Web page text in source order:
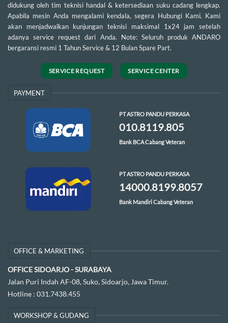
didukung oleh tim teknisi handal & ketersediaan suku cadang lengkap.
Apabila mesin Anda mengalami kendala, segera Hubungi Kami. Kami
akan menjadwalkan kunjungan teknisi maksimal 1x24 jam setelah
adanya service request dari Anda. Note: Seluruh produk ANDARO
bergaransi resmi 1 Tahun Service & 12 Bulan Spare Part.
SERVICE REQUEST SERVICE CENTER
PAYMENT
PT ASTRO PANDU PERKASA
010.8119.805
Bank BCA Cabang Veteran
PT ASTRO PANDU PERKASA
14000.8199.8057
Bank Mandiri Cabang Veteran
OFFICE & MARKETING
OFFICE SIDOARJO - SURABAYA
Jalan Puri Indah AF-08, Suko, Sidoarjo, Jawa Timur.
Hotline : 031.7438.455
WORKSHOP & GUDANG